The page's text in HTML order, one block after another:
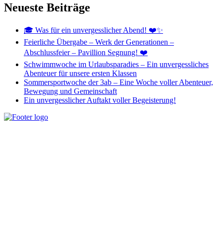
Neueste Beiträge
🎓 Was für ein unvergesslicher Abend! ❤️✨
Feierliche Übergabe – Werk der Generationen –
Abschlussfeier – Pavillion Segnung! ❤️
Schwimmwoche im Urlaubsparadies – Ein unvergessliches
Abenteuer für unsere ersten Klassen
Sommersportwoche der 3ab – Eine Woche voller Abenteuer,
Bewegung und Gemeinschaft
Ein unvergesslicher Auftakt voller Begeisterung!